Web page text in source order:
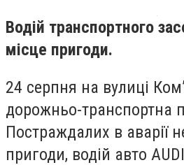
Водій транспортного
місце пригоди.
24 серпня на вулиці
дорожньо-транспортна
Постраждалих в аварії
пригоди, водій авто